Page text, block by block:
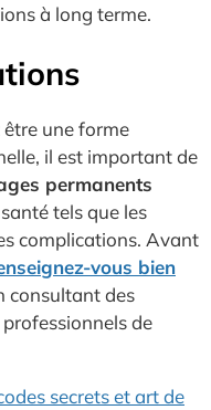
à long terme.
être une forme
il est important de
permanents
tels que les
complications. Avant
vous bien
consultant des
de
secrets et art de